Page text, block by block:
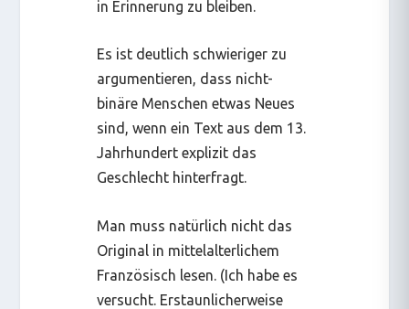
in Erinnerung zu bleiben.
Es ist deutlich schwieriger zu
argumentieren, dass nicht-
binäre Menschen etwas Neues
sind, wenn ein Text aus dem 13.
Jahrhundert explizit das
Geschlecht hinterfragt.
Man muss natürlich nicht das
Original in mittelalterlichem
Französisch lesen. (Ich habe es
versucht. Erstaunlicherweise